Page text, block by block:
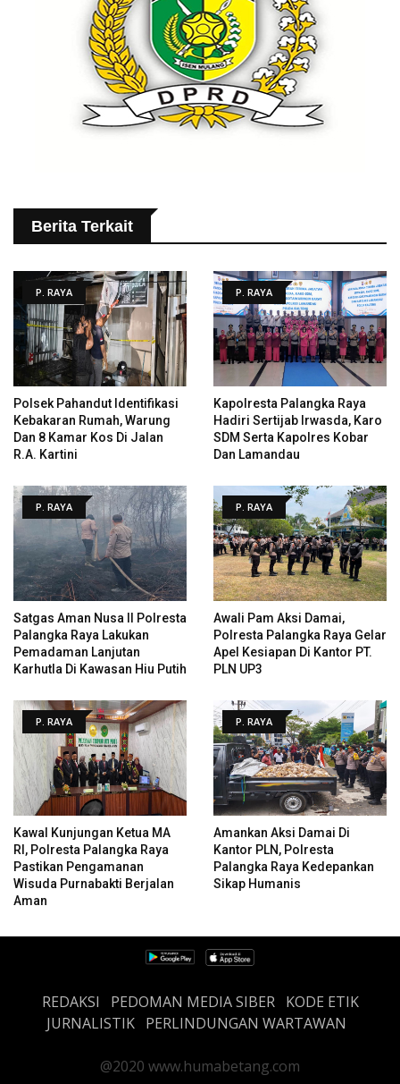
Berita Terkait
P. RAYA
Polsek Pahandut Identifikasi
Kebakaran Rumah, Warung
Dan 8 Kamar Kos Di Jalan
R.A. Kartini
P. RAYA
Kapolresta Palangka Raya
Hadiri Sertijab Irwasda, Karo
SDM Serta Kapolres Kobar
Dan Lamandau
P. RAYA
Satgas Aman Nusa II Polresta
Palangka Raya Lakukan
Pemadaman Lanjutan
Karhutla Di Kawasan Hiu Putih
P. RAYA
Awali Pam Aksi Damai,
Polresta Palangka Raya Gelar
Apel Kesiapan Di Kantor PT.
PLN UP3
P. RAYA
Kawal Kunjungan Ketua MA
RI, Polresta Palangka Raya
Pastikan Pengamanan
Wisuda Purnabakti Berjalan
Aman
P. RAYA
Amankan Aksi Damai Di
Kantor PLN, Polresta
Palangka Raya Kedepankan
Sikap Humanis
REDAKSI PEDOMAN MEDIA SIBER
KODE ETIK
JURNALISTIK PERLINDUNGAN WARTAWAN
@2020 www.humabetang.com